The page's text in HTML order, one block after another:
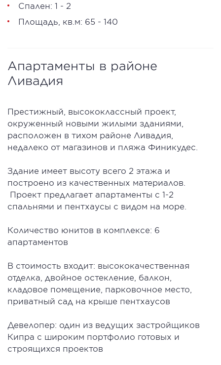
Спален: 1 - 2
Площадь, кв.м: 65 - 140
Апартаменты в районе
Ливадия
Престижный, высококлассный проект,
окруженный новыми жилыми зданиями,
расположен в тихом районе Ливадия,
недалеко от магазинов и пляжа Финикудес.
Здание имеет высоту всего 2 этажа и
построено из качественных материалов.
Проект предлагает апартаменты с 1-2
спальнями и пентхаусы с видом на море.
Количество юнитов в комплексе: 6
апартаментов
В стоимость входит: высококачественная
отделка, двойное остекление, балкон,
кладовое помещение, парковочное место,
приватный сад на крыше пентхаусов
Девелопер: один из ведущих застройщиков
Кипра с широким портфолио готовых и
строящихся проектов